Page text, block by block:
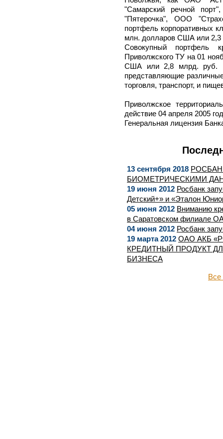
"Самарский речной
"Пятерочка", ООО
портфель корпоративных
млн. долларов США или 2,3
Совокупный портфель
Приволжского ТУ на 01
США или 2,8 млрд. руб.
представляющие
торговля, транспорт, и
Приволжское
действие 04 апреля 2005
Генеральная лицензия
13 сентября 2018
БИОМЕТРИЧЕСКИМИ
19 июня 2012 Росбанк
Детский+» и «Эталон
05 июня 2012 Вниманию
в Саратовском филиале
04 июня 2012 Росбанк
19 марта 2012 ОАО АКБ
КРЕДИТНЫЙ ПРОДУКТ
БИЗНЕСА
Все